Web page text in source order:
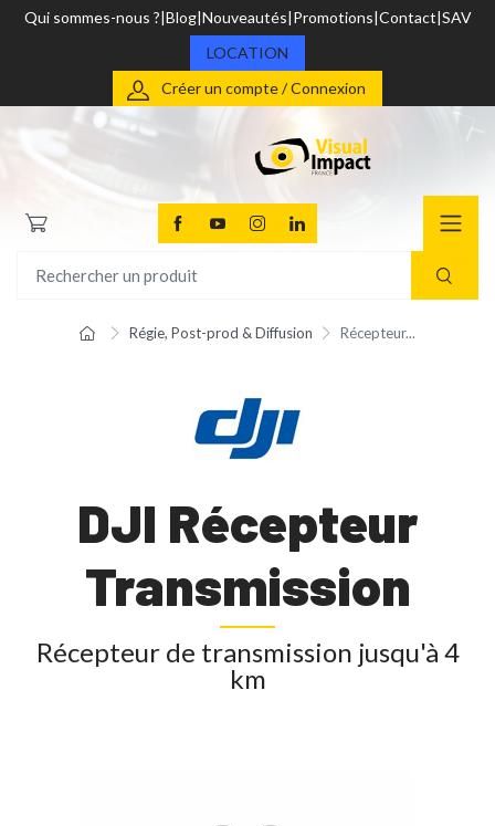
Qui sommes-nous ? Blog Nouveautés Promotions Contact SAV
LOCATION
Créer un compte / Connexion
Régie, Post-prod & Diffusion Récepteur...
DJI Récepteur
Transmission
Récepteur de transmission jusqu'à 4
km